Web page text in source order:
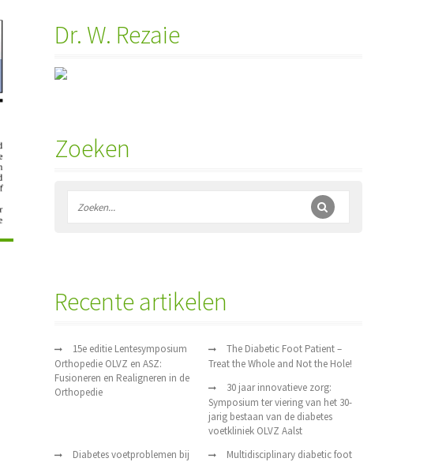
Dr. W. Rezaie
Zoeken
Recente artikelen
15e editie Lentesymposium
Orthopedie OLVZ en ASZ:
Fusioneren en Realigneren in de
Orthopedie
The Diabetic Foot Patient –
Treat the Whole and Not the Hole!
30 jaar innovatieve zorg:
Symposium ter viering van het 30-
jarig bestaan van de diabetes
voetkliniek OLVZ Aalst
Diabetes voetproblemen bij
Multidisciplinary diabetic foot